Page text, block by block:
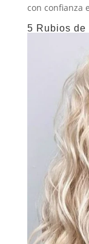
con confianza
5 Rubios de